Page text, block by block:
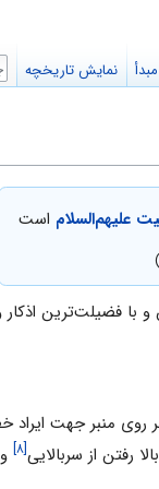
علیهم‌السلام است
و با فضیلت‌ترین
روى منبر جهت ایراد
رفتن از سربالایى[۸]
نمایش تاریخچه